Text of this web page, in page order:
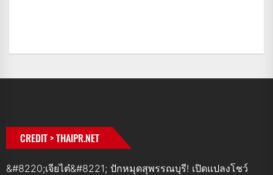
CREDIT > THAIPR.NET
&#8220;เจียไต๋&#8221; ปักหมุดสุพรรณบุรี! เปิดแปลงโชว์